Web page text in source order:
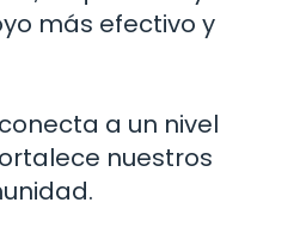
más efectivo y
a un nivel
nuestros